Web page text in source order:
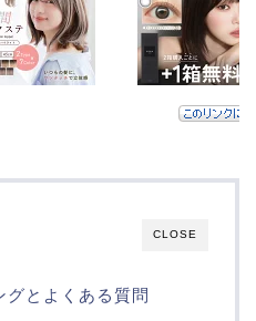
CLOSE
グとよくある質問